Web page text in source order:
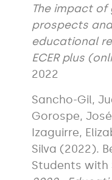
The impact
prospects
educational
ECER plus
2022
Sancho-Gil,
Gorospe,
Izaguirre,
Silva (2022).
Students with